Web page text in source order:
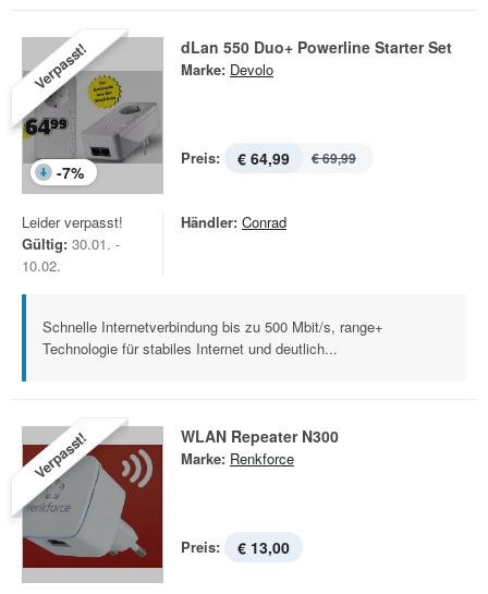
Verpasst!
-7%
dLan 550 Duo+ Powerline Starter Set
Marke: Devolo
Preis: € 64,99 € 69,99
Leider verpasst!
Gültig: 30.01. -
10.02.
Händler: Conrad
Schnelle Internetverbindung bis zu 500 Mbit/s, range+
Technologie für stabiles Internet und deutlich...
Verpasst! WLAN Repeater N300
Marke: Renkforce
Preis: € 13,00